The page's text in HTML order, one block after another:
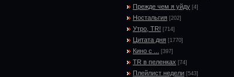
Прежде чем я уйду [4]
Ностальгия [202]
Утро, TR! [714]
Цитата дня [1770]
Кино с ... [397]
TR в пеленках [74]
Плейлист недели [543]